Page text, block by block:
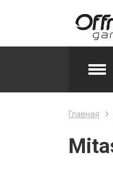
Джерсі
Главная